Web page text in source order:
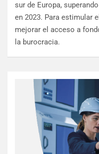
sur de Europa,
en 2023. Para estimular
mejorar el acceso a
la burocracia.